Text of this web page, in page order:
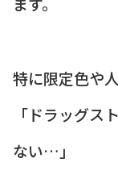
特に限定色や人
「ドラッグス
ない…」